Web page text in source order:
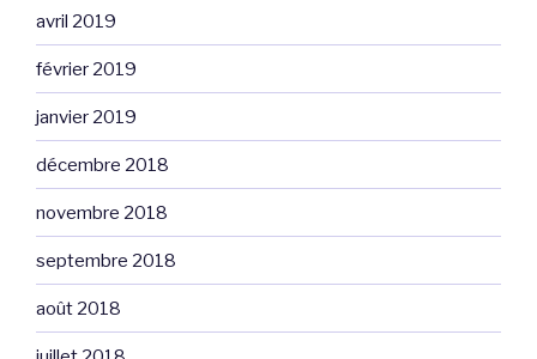
avril 2019
février 2019
janvier 2019
décembre 2018
novembre 2018
septembre 2018
août 2018